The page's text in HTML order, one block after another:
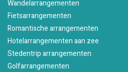
Wandelarrangementen
Fietsarrangementen
Romantische arrangementen
Hotelarrangementen aan zee
Stedentrip arrangementen
Golfarrangementen